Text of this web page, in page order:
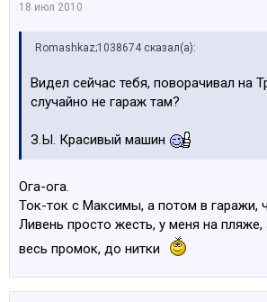
18 июл 2010
Romashkaz;1038674 сказал(а):
Видел сейчас тебя, поворачивал на
случайно не гараж там?
З.Ы. Красивый машин
Ога-ога.
Ток-ток с Максимы, а потом в гаражи,
Ливень просто жесть, у меня на
весь промок, до нитки